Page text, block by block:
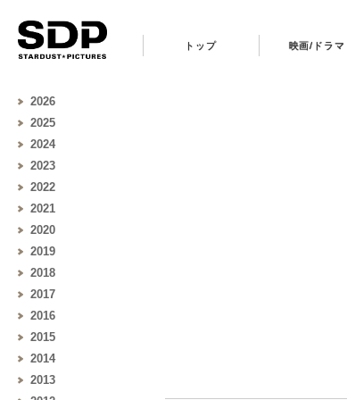
トップ 映画/ドラマ
2026
2025
2024
2023
2022
2021
2020
2019
2018
2017
2016
2015
2014
2013